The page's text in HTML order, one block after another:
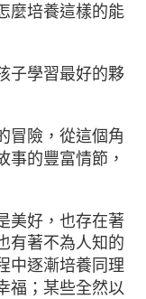
麼培養這樣的能
子學習最好的夥
冒險，從這個角
事的豐富情節，
美好，也存在著
有著不為人知的
中逐漸培養同理
福；某些全然以